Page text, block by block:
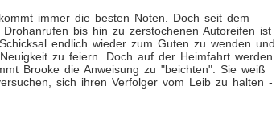
immer die besten Noten. Doch seit dem
bis hin zu zerstochenen Autoreifen ist
endlich wieder zum Guten zu wenden und
zu feiern. Doch auf der Heimfahrt werden
Brooke die Anweisung zu "beichten". Sie weiß
sich ihren Verfolger vom Leib zu halten -